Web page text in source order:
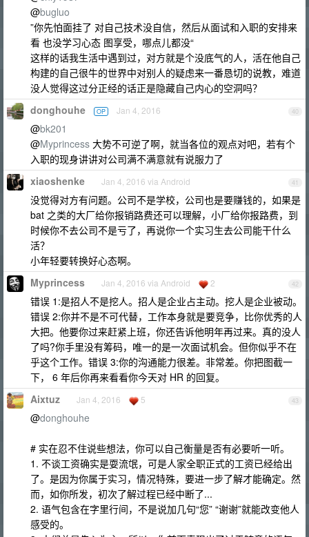
@bugluo
”你先怕面挂了 对自己技术没自信，然后从面试和入职的安排来
看 也没学习心态 图享受，哪点儿都没“
这样的话我生活中遇到过，对方就是个没底气的人，活在他自己
构建的自己很牛的世界中对别人的疑虑来一番恳切的说教，难道
没人觉得这过分正经的话正是隐藏自己内心的空洞吗？
40
donghouhe OP Jan 4, 2016
@bk201
@Myprincess 大势不可逆了啊，就当各位的观点对吧，若有个
入职的现身讲讲对公司满不满意就有说服力了
41
xiaoshenke Jan 4, 2016 via Android
没觉得对方有问题。公司不是学校，公司也是要赚钱的，如果是
bat 之类的大厂给你报销路费还可以理解，小厂给你报路费，到
时候你不去公司不是亏了，再说你一个实习生去公司能干什么
活？
小年轻要转换好心态啊。
42
Myprincess Jan 4, 2016 via Android 2
错误 1:是招人不是挖人。招人是企业占主动。挖人是企业被动。
错误 2:你并不是不可代替，工作本身就是要竞争，比你优秀的人
大把。他要你过来赶紧上班，你还告诉他明年再过来。真的没人
了吗?你手里没有筹码，唯一的是一次面试机会。但你似乎不在
乎这个工作。错误 3:你的沟通能力很差。非常差。你把图截一
下， 6 年后你再来看看你今天对 HR 的回复。
43
Aixtuz Jan 4, 2016 5
@donghouhe
# 实在忍不住说些想法，你可以自己衡量是否有必要听一听。
1. 不谈工资确实是耍流氓，可是人家全职正式的工资已经给出
了。是因为你属于实习，情况特殊，要进一步了解才能确定。然
而，如你所发，初次了解过程已经中断了...
2. 语气包含在字里行间，不是说加几句“您” “谢谢”就能改变他人
感受的。